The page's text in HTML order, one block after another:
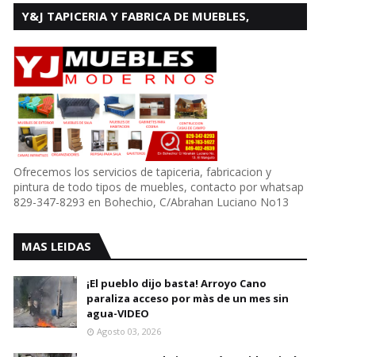
Y&J TAPICERIA Y FABRICA DE MUEBLES,
Ofrecemos los servicios de tapiceria, fabricacion y
pintura de todo tipos de muebles, contacto por whatsap
829-347-8293 en Bohechio, C/Abrahan Luciano No13
MAS LEIDAS
¡El pueblo dijo basta! Arroyo Cano
paraliza acceso por màs de un mes sin
agua-VIDEO
Agosto 03, 2026